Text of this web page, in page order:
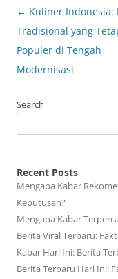
Post
navigation
← Kuliner Indonesia:
Tradisional yang
Populer di Tengah
Modernisasi
Search
Recent Posts
Mengapa Kabar
Keputusan?
Mengapa Kabar
Berita Viral Terbaru:
Kabar Hari Ini: Berita
Berita Terbaru Hari Ini: